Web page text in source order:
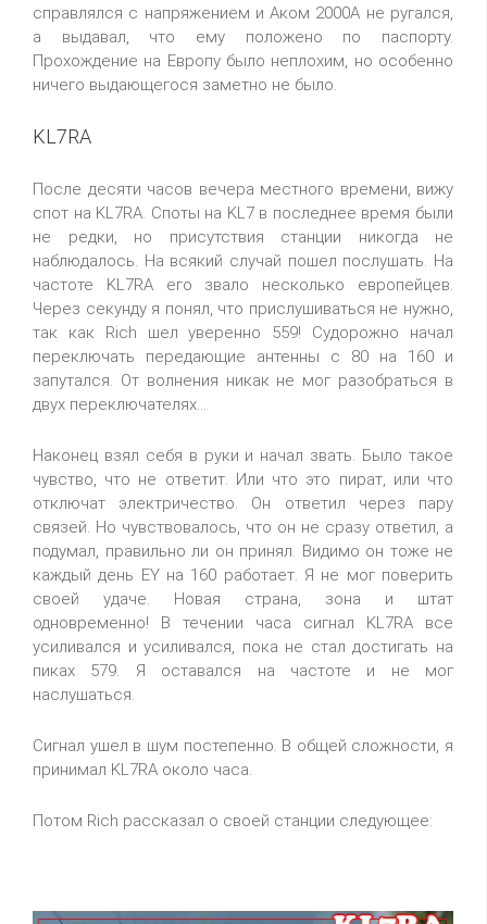
справлялся с напряжением и Аком 2000А не ругался,
а выдавал, что ему положено по паспорту.
Прохождение на Европу было неплохим, но особенно
ничего выдающегося заметно не было.
KL7RA
После десяти часов вечера местного времени, вижу
спот на KL7RA. Споты на KL7 в последнее время были
не редки, но присутствия станции никогда не
наблюдалось. На всякий случай пошел послушать. На
частоте KL7RA его звало несколько европейцев.
Через секунду я понял, что прислушиваться не нужно,
так как Rich шел уверенно 559! Судорожно начал
переключать передающие антенны с 80 на 160 и
запутался. От волнения никак не мог разобраться в
двух переключателях...
Наконец взял себя в руки и начал звать. Было такое
чувство, что не ответит. Или что это пират, или что
отключат электричество. Он ответил через пару
связей. Но чувствовалось, что он не сразу ответил, а
подумал, правильно ли он принял. Видимо он тоже не
каждый день EY на 160 работает. Я не мог поверить
своей удаче. Новая страна, зона и штат
одновременно! В течении часа сигнал KL7RA все
усиливался и усиливался, пока не стал достигать на
пиках 579. Я оставался на частоте и не мог
наслушаться.
Сигнал ушел в шум постепенно. В общей сложности, я
принимал KL7RA около часа.
Потом Rich рассказал о своей станции следующее: